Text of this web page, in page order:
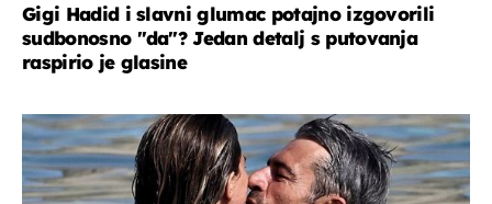
Gigi Hadid i slavni glumac potajno izgovorili
sudbonosno "da"? Jedan detalj s putovanja
raspirio je glasine